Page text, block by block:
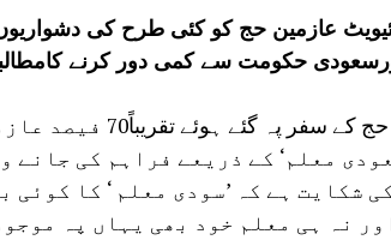
عازمین حج کو کئی طرح کی
حکومت سے کمی دور کرنے
مکہ :اس سال حج کے
معلم‘ کے ذریعے فراہم کی
شکایت ہے کہ ’سودی معلم ‘ کا
نہ ہی معلم خود بھی یہاں پہ